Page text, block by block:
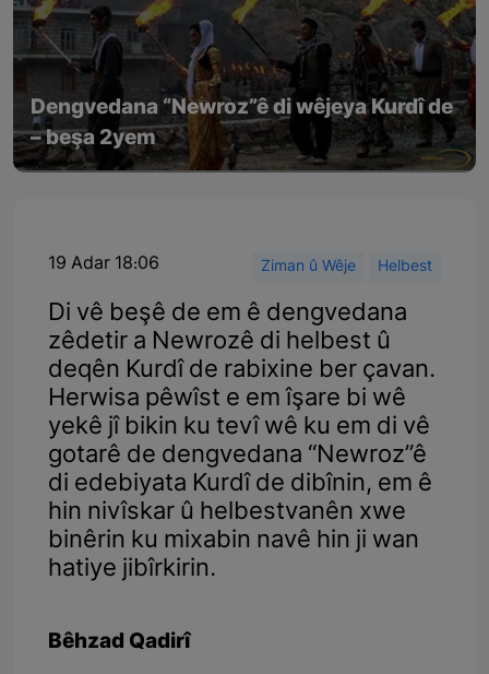
Dengvedana “Newroz”ê di wêjeya Kurdî de
– beşa 2yem
19 Adar 18:06 Ziman û Wêje Helbest
Di vê beşê de em ê dengvedana
zêdetir a Newrozê di helbest û
deqên Kurdî de rabixine ber çavan.
Herwisa pêwîst e em îşare bi wê
yekê jî bikin ku tevî wê ku em di vê
gotarê de dengvedana “Newroz”ê
di edebiyata Kurdî de dibînin, em ê
hin nivîskar û helbestvanên xwe
binêrin ku mixabin navê hin ji wan
hatiye jibîrkirin.
Bêhzad Qadirî